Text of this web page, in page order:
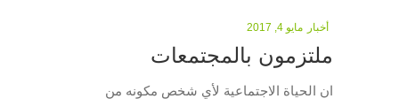
أخبار مايو 4, 2017
ملتزمون بالمجتمعات
ان الحياة الاجتماعية لأي شخص مكونه من